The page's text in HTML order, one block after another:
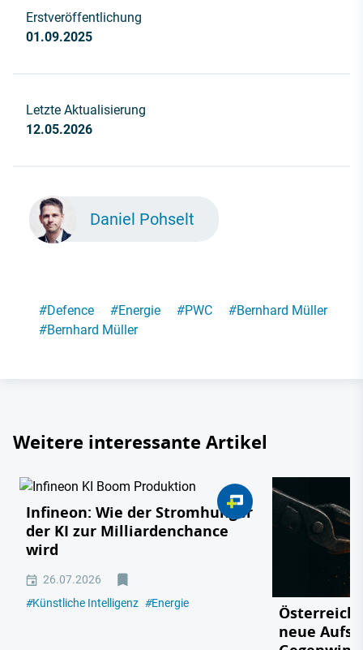
Erstveröffentlichung
01.09.2025
Letzte Aktualisierung
12.05.2026
Daniel Pohselt
#Defence #Energie #PWC #Bernhard Müller
#Bernhard Müller
Weitere interessante Artikel
Infineon: Wie der Stromhunger
der KI zur Milliardenchance
wird
26.07.2026
#Künstliche Intelligenz #Energie
neue